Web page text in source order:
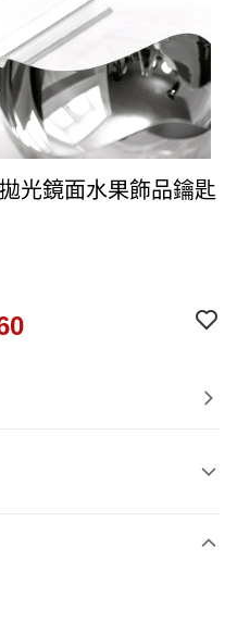
光鏡面水果飾品鑰匙